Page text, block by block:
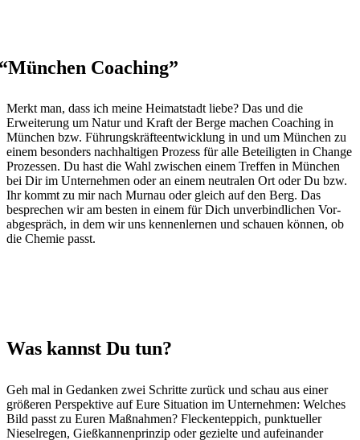
München Coaching”
Merkt man, dass ich meine Heimat­stadt liebe? Das und die
Erweiterung um Natur und Kraft der Berge machen Coach­ing in
München bzw. Führungskräf­teen­twick­lung in und um München zu
einem beson­ders nach­halti­gen Prozess für alle Beteiligten in Change
Prozessen. Du hast die Wahl zwis­chen einem Tre­f­fen in München
bei Dir im Unternehmen oder an einem neu­tralen Ort oder Du bzw.
Ihr kommt zu mir nach Mur­nau oder gle­ich auf den Berg. Das
besprechen wir am besten in einem für Dich unverbindlichen Vor­
abge­spräch, in dem wir uns ken­nen­ler­nen und schauen kön­nen, ob
die Chemie passt.
Was kannst Du tun?
Geh mal in Gedanken zwei Schritte zurück und schau aus ein­er
größeren Per­spek­tive auf Eure Sit­u­a­tion im Unternehmen: Welch­es
Bild passt zu Euren Maß­nah­men? Fleck­en­tep­pich, punk­tueller
Niesel­re­gen, Gießkan­nen­prinzip oder gezielte und aufeinan­der